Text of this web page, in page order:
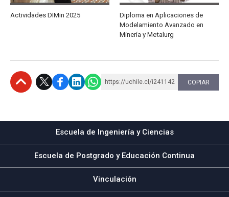
Actividades DIMin 2025
Diploma en Aplicaciones de
Modelamiento Avanzado en
Minería y Metalurg
https://uchile.cl/i241142 COPIAR
Escuela de Ingeniería y Ciencias
Escuela de Postgrado y Educación Continua
Vinculación